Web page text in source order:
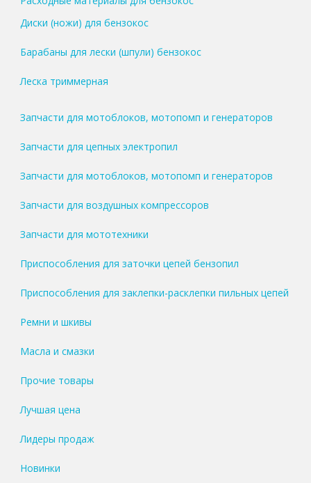
Диски (ножи) для бензокос
Барабаны для лески (шпули) бензокос
Леска триммерная
Запчасти для мотоблоков, мотопомп и генераторов
Запчасти для цепных электропил
Запчасти для мотоблоков, мотопомп и генераторов
Запчасти для воздушных компрессоров
Запчасти для мототехники
Приспособления для заточки цепей бензопил
Приспособления для заклепки-расклепки пильных цепей
Ремни и шкивы
Масла и смазки
Прочие товары
Лучшая цена
Лидеры продаж
Новинки